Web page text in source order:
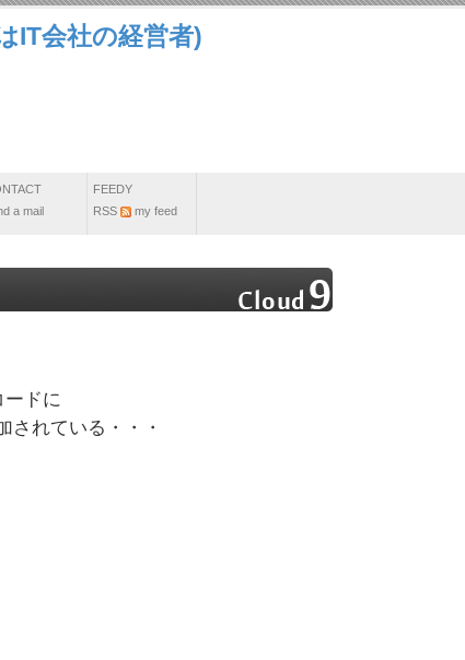
IT会社の経営者)
a mail
FEEDY
RSS
my feed
ドに
されている・・・